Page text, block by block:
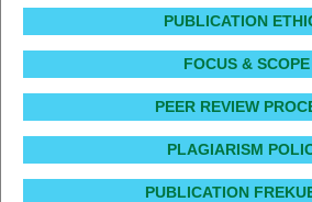
PUBLICATION
FOCUS & SCOPE
PEER REVIEW
PLAGIARISM
PUBLICATION